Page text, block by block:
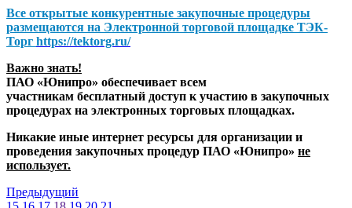
Все открытые конкурентные закупочные процедуры
размещаются на Электронной торговой площадке ТЭК-
Торг https://tektorg.ru/
Важно знать!
ПАО «Юнипро» обеспечивает всем
участникам бесплатный доступ к участию в закупочных
процедурах на электронных торговых площадках.
Никакие иные интернет ресурсы для организации и
проведения закупочных процедур ПАО «Юнипро» не
использует.
Предыдущий